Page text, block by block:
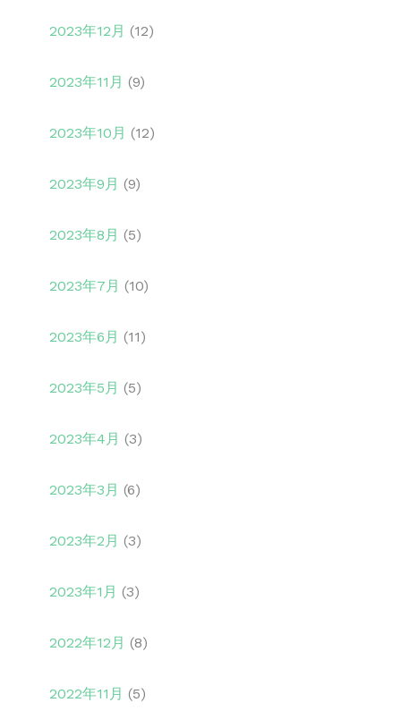
2023年12月 (12)
2023年11月 (9)
2023年10月 (12)
2023年9月 (9)
2023年8月 (5)
2023年7月 (10)
2023年6月 (11)
2023年5月 (5)
2023年4月 (3)
2023年3月 (6)
2023年2月 (3)
2023年1月 (3)
2022年12月 (8)
2022年11月 (5)